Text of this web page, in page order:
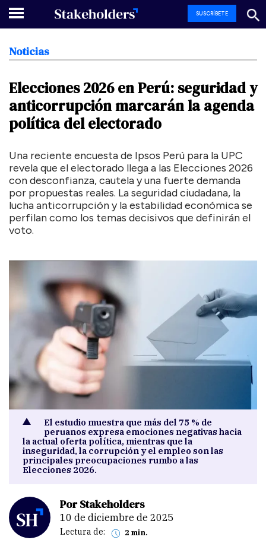
SUSCRÍBETE
Noticias
Elecciones 2026 enPerú: seguridady
anticorrupciónmarcaránla agenda
política del electorado
Una reciente encuesta de Ipsos Perú para la UPC
revela que el electorado llega a las Elecciones 2026
con desconfianza, cautela y una fuerte demanda
por propuestas reales. La seguridad ciudadana, la
lucha anticorrupción y la estabilidad económica se
perfilan como los temas decisivos que definirán el
voto.
El estudio muestra que más del 75 % de
peruanos expresa emociones negativas hacia
la actual oferta política, mientras que la
inseguridad, la corrupción y el empleo son las
principales preocupaciones rumbo a las
Elecciones 2026.
Por Stakeholders
10 de diciembre de 2025
Lectura de: 2 min.